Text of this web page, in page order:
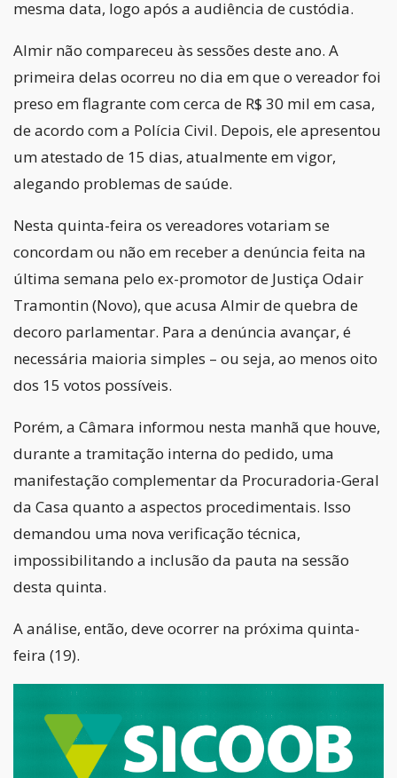
mesma data, logo após a audiência de custódia.
Almir não compareceu às sessões deste ano. A
primeira delas ocorreu no dia em que o vereador foi
preso em flagrante com cerca de R$ 30 mil em casa,
de acordo com a Polícia Civil. Depois, ele apresentou
um atestado de 15 dias, atualmente em vigor,
alegando problemas de saúde.
Nesta quinta-feira os vereadores votariam se
concordam ou não em receber a denúncia feita na
última semana pelo ex-promotor de Justiça Odair
Tramontin (Novo), que acusa Almir de quebra de
decoro parlamentar. Para a denúncia avançar, é
necessária maioria simples – ou seja, ao menos oito
dos 15 votos possíveis.
Porém, a Câmara informou nesta manhã que houve,
durante a tramitação interna do pedido, uma
manifestação complementar da Procuradoria-Geral
da Casa quanto a aspectos procedimentais. Isso
demandou uma nova verificação técnica,
impossibilitando a inclusão da pauta na sessão
desta quinta.
A análise, então, deve ocorrer na próxima quinta-
feira (19).